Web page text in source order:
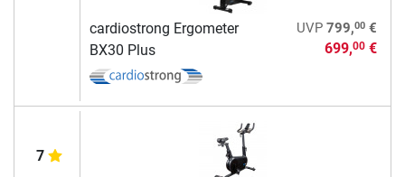
cardiostrong Ergometer
BX30 Plus
UVP 799,00€
699,00€
7